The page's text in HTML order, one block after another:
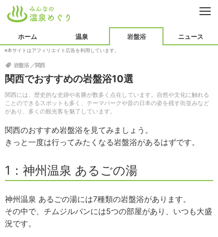
北海道・東北
関西 中国・四国
九州・沖縄
岩盤浴
オープン
用語集
効能
ホーム 温泉 岩盤浴 ニュース
※本サイトはアフィリエイト広告を利用しています。
関西でおすすめの岩盤浴10選
関西には、歴史的な史跡や名勝が数多く点在しています。自然や文化に触れる
ことのできるスポットも多く、テーマパークや昔の日本の姿を残す街並みなど
があり、多くの観光客を魅了しています。
岩盤浴 関西
関西のおすすめ岩盤浴を見てみましょう。
きっと一度は行ってみたくなる岩盤浴があるはずです。
1：神州温泉 あるごの湯
神州温泉 あるごの湯には7種類の岩盤浴があります。
その中で、チムジルバンには5つの部屋があり、いつも大盛
況です。